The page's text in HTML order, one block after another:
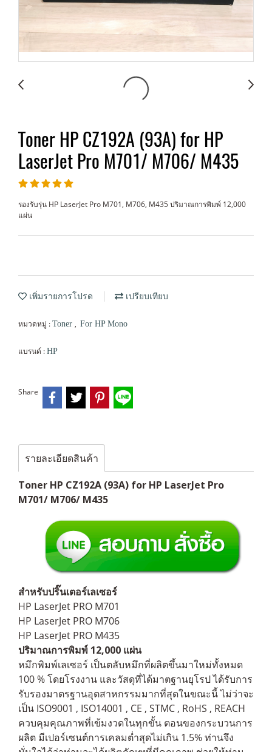
Toner HP CZ192A (93A) for HP
LaserJet Pro M701/ M706/ M435
รองรับรุ่น HP LaserJet Pro M701, M706, M435 ปริมาณการพิมพ์ 12,000
แผ่น
เพิ่มรายการโปรด เปรียบเทียบ
หมวดหมู่ : Toner , For HP Mono
แบรนด์ : HP
Share
รายละเอียดสินค้า
Toner HP CZ192A (93A) for HP LaserJet Pro
M701/ M706/ M435
สำหรับปริ๊นเตอร์เลเซอร์
HP LaserJet PRO M701
HP LaserJet PRO M706
HP LaserJet PRO M435
ปริมาณการพิมพ์ 12,000 แผ่น
หมึกพิมพ์เลเซอร์ เป็นตลับหมึกที่ผลิตขึ้นมาใหม่ทั้งหมด
100 % โดยโรงงาน และวัสดุที่ได้มาตฐานยุโรป ได้รับการ
รับรองมาตรฐานอุตสาหกรรมมากที่สุดในขณะนี้ ไม่ว่าจะ
เป็น ISO9001 , ISO14001 , CE , STMC , RoHS , REACH
ควบคุมคุณภาพที่เข้มงวดในทุกขั้น ตอนของกระบวนการ
ผลิต มีเปอร์เซนต์การเคลมต่ำสุดไม่เกิน 1.5% ท่านจึง